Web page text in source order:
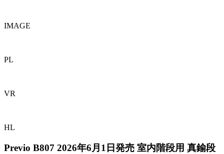
IMAGE
PL
VR
HL
Previo B807 2026年6月1日発売 室内階段用 真鍮段